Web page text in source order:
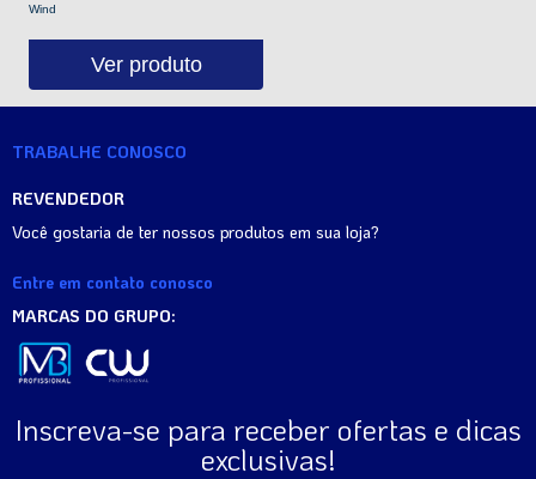
Wind
Ver produto
TRABALHE CONOSCO
REVENDEDOR
Você gostaria de ter nossos produtos em sua loja?
Entre em contato conosco
MARCAS DO GRUPO:
Inscreva-se para receber ofertas e dicas
exclusivas!